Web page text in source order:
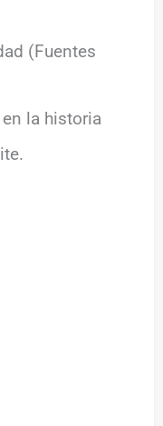
(Fuentes
la historia